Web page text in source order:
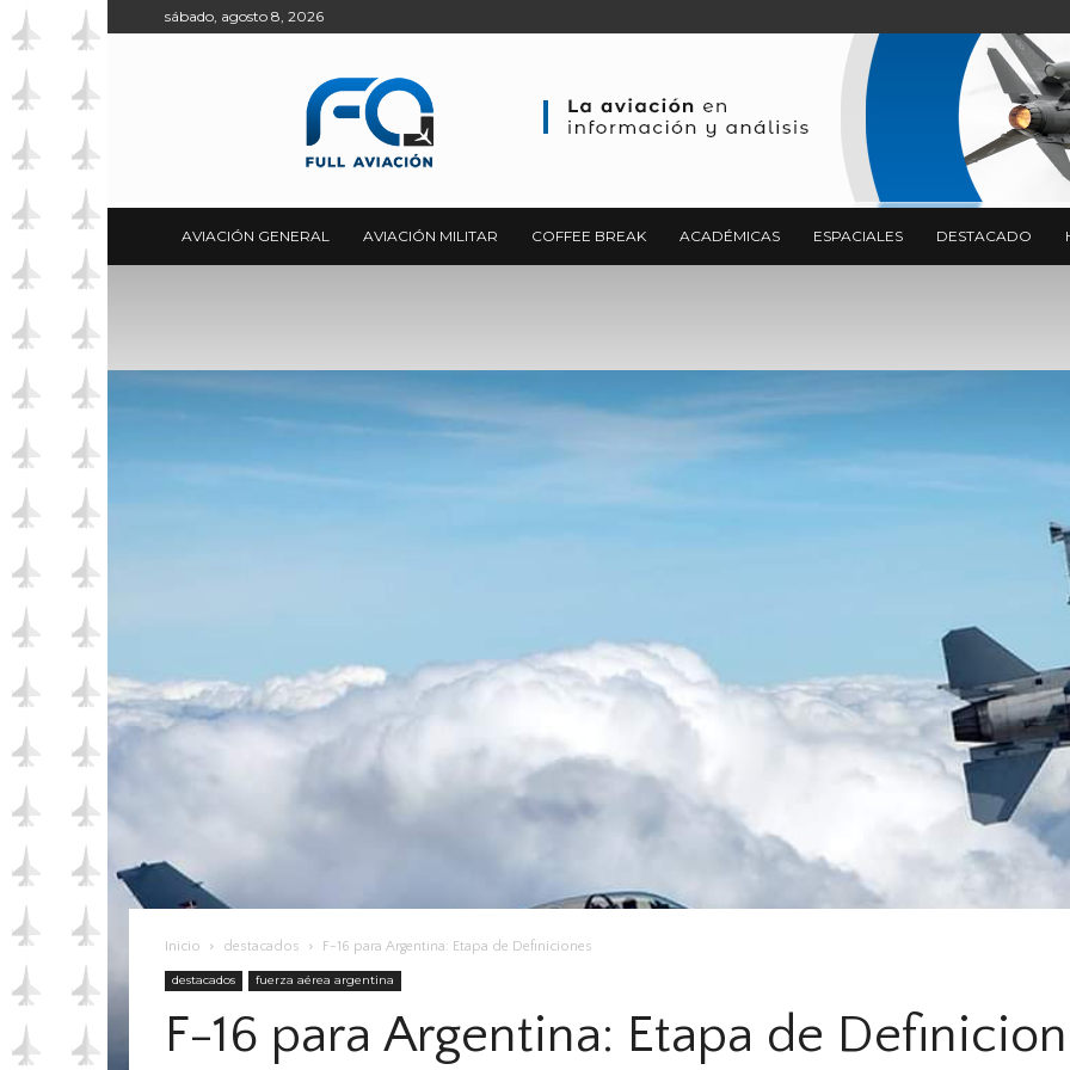
sábado, agosto 8, 2026
AVIACIÓN GENERAL AVIACIÓN MILITAR COFFEE BREAK ACADÉMICAS ESPACIALES DESTACADO
Inicio destacados F-16 para Argentina: Etapa de Definiciones
destacados fuerza aérea argentina
F-16 para Argentina: Etapa de